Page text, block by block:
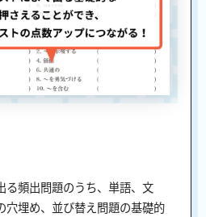
る頻出問題のうち、単語、文
穴埋め、並び替え問題の基礎的